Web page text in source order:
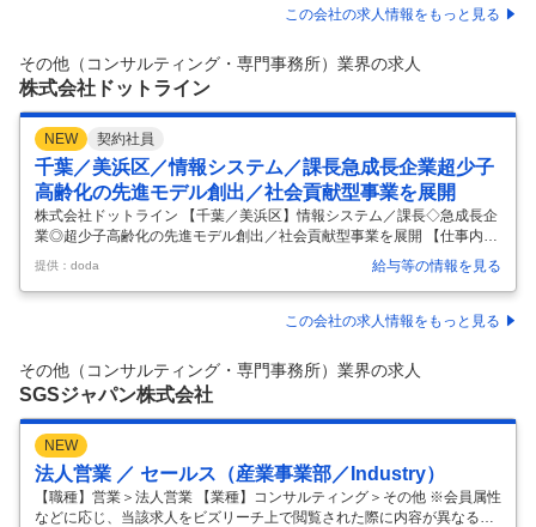
ラスのシェアを誇る／働き方改革制度実施】 ■業務概要： 電通が掲げて
ーメーションを担って頂けるAIコンサルタントを募集します。 ■業務内
容： 電通ならではのケイパビリティ（…
この会社の求人情報をもっと見る
その他（コンサルティング・専門事務所）業界の求人
株式会社ドットライン
NEW 契約社員
千葉／美浜区／情報システム／課長急成長企業超少子
高齢化の先進モデル創出／社会貢献型事業を展開
株式会社ドットライン 【千葉／美浜区】情報システム／課長◇急成長企
業◎超少子高齢化の先進モデル創出／社会貢献型事業を展開 【仕事内
容】 【千葉／美浜区】情報システム／課長◇急成長企業◎超少子高齢化
の先進モデル創出／社会貢献型事業を展開 【具体的な仕事内容】 訪問医
療・放デイ・就労支援など複数の社会福祉事業を展開／人の暮らしを支
える社会インフラ ＝求人のポイント＝ ◇SaaS・AIを活用した社内DX推
用支援 ◇急成長する医療・福祉グループをITから支える環境 ■募集背
景： 当グループは、障がい福祉事業を中心に圧倒的な…
提供：doda 給与等の情報を見る
この会社の求人情報をもっと見る
その他（コンサルティング・専門事務所）業界の求人
SGSジャパン株式会社
NEW
法人営業 ／ セールス（産業事業部／Industry）
【職種】営業＞法人営業 【業種】コンサルティング＞その他 ※会員属性
などに応じ、当該求人をビズリーチ上で閲覧された際に内容が異なる場